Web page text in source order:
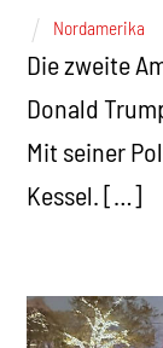
Nordamerika
Die zweite
Donald
Mit seiner
Kessel. […]